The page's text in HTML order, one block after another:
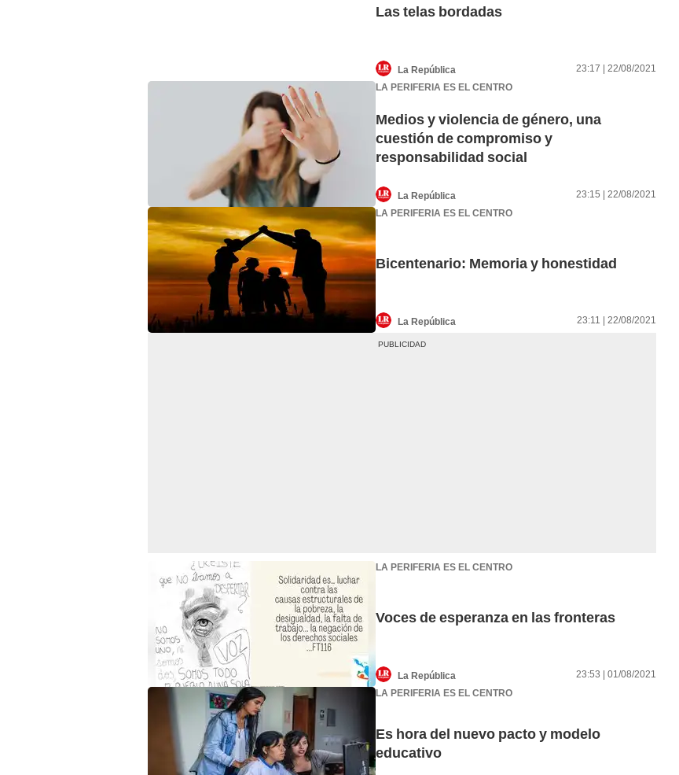
Las telas bordadas
La República
23:17 | 22/08/2021
LA PERIFERIA ES EL CENTRO
Medios y violencia de género, una
cuestión de compromiso y
responsabilidad social
La República
23:15 | 22/08/2021
LA PERIFERIA ES EL CENTRO
Bicentenario: Memoria y honestidad
La República 23:11 | 22/08/2021
LA PERIFERIA ES EL CENTRO
Voces de esperanza en las fronteras
La República
23:53 | 01/08/2021
LA PERIFERIA ES EL CENTRO
Es hora del nuevo pacto y modelo
educativo